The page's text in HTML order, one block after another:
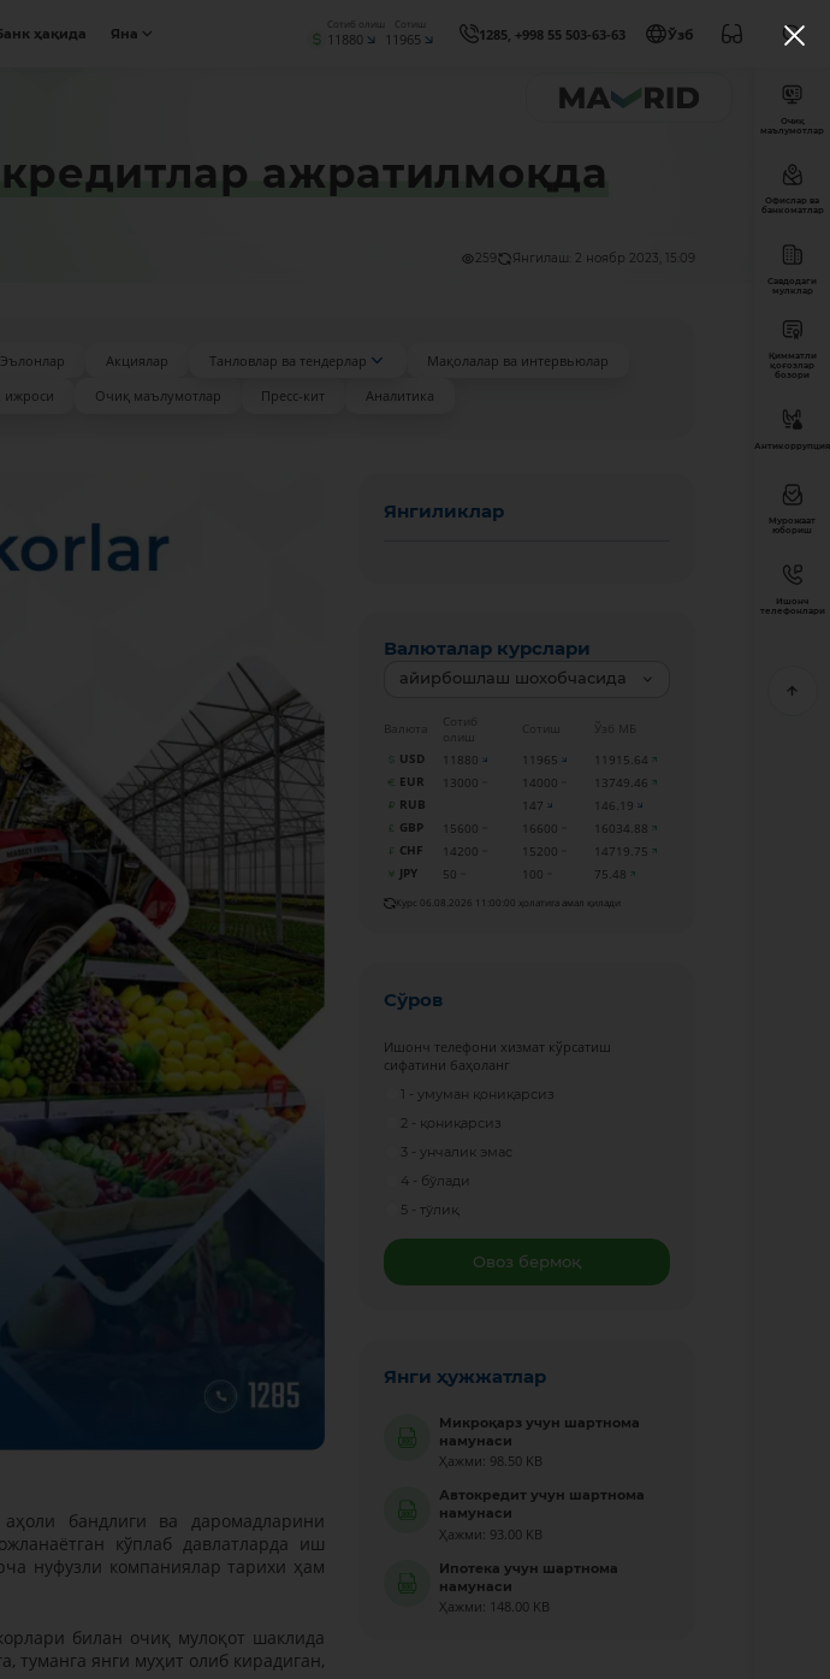
ҳақида Яна
Сотиб олиш
11880
Сотиш
11965 1285, +998 55 503-63-63 Ўзб
ажратилмоқда
259 Янгилаш: 2 ноябр 2023, 15:09
Эълонлар Акциялар Танловлар ва тендерлар
Мақолалар ва интервьюлар
ижроси Очиқ маълумотлар Пресс-кит Аналитика
бандлиги ва даромадларини
кўплаб давлатларда иш
нуфузли компаниялар тарихи ҳам
билан очиқ мулоқот шаклида
туманга янги муҳит олиб кирадиган,
Янгиликлар
Валюталар курслари
айирбошлаш шохобчасида
Валюта
Сотиб
олиш
Сотиш
Ўзб МБ
USD
11880 11965
11915.64
EUR
13000 14000
13749.46
RUB
147
146.19
GBP
15600 16600
16034.88
CHF
14200 15200
14719.75
JPY
50 100 75.48
Курс 06.08.2026 11:00:00 ҳолатига амал қилади
Сўров
Ишонч телефони хизмат кўрсатиш
сифатини баҳоланг
1 - умуман қониқарсиз
2 - қониқарсиз
3 - унчалик эмас
4 - бўлади
5 - тўлиқ
Овоз бермоқ
Янги ҳужжатлар
Микроқарз учун шартнома
намунаси
Ҳажми: 98.50 KB
Автокредит учун шартнома
намунаси
Ҳажми: 93.00 KB
Ипотека учун шартнома
намунаси
Ҳажми: 148.00 KB
Очиқ
маълумотлар
Офислар ва
банкоматлар
Савдодаги
мулклар
Қимматли
қоғозлар
бозори
Антикоррупция
Мурожаат
юбориш
Ишонч
телефонлари